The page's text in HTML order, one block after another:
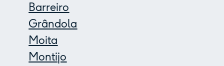
Barreiro
Grândola
Moita
Montijo